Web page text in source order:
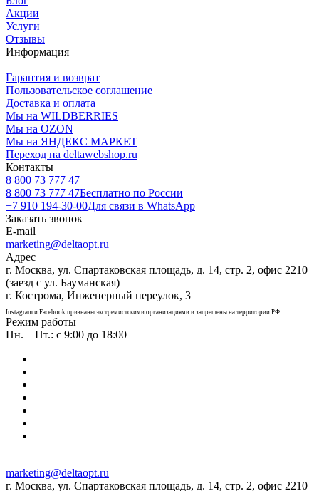
Акции
Услуги
Отзывы
Информация
Гарантия и возврат
Пользовательское соглашение
Доставка и оплата
Мы на WILDBERRIES
Мы на OZON
Мы на ЯНДЕКС МАРКЕТ
Переход на deltawebshop.ru
Контакты
8 800 73 777 47
8 800 73 777 47Бесплатно по России
+7 910 194-30-00Для связи в WhatsApp
Заказать звонок
E-mail
marketing@deltaopt.ru
Адрес
г. Москва, ул. Спартаковская площадь, д. 14, стр. 2, офис 2210
(заезд с ул. Бауманская)
г. Кострома, Инженерный переулок, 3
Instagram и Facebook признаны экстремистскими организациями и запрещены на территории РФ.
Режим работы
Пн. – Пт.: с 9:00 до 18:00
marketing@deltaopt.ru
г. Москва, ул. Спартаковская площадь, д. 14, стр. 2, офис 2210